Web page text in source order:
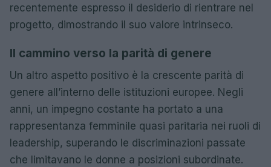
recentemente espresso il desiderio di rientrare nel
progetto, dimostrando il suo valore intrinseco.
Il cammino verso la parità di genere
Un altro aspetto positivo è la crescente parità di
genere all’interno delle istituzioni europee. Negli
anni, un impegno costante ha portato a una
rappresentanza femminile quasi paritaria nei ruoli di
leadership, superando le discriminazioni passate
che limitavano le donne a posizioni subordinate.